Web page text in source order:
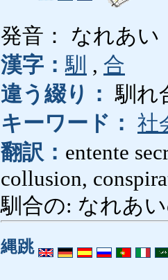
発音： なれあい
漢字：馴 , 合
違う綴り： 馴れ
キーワード： 社
翻訳： entente
collusion,
馴合の: なれあ
縄跳